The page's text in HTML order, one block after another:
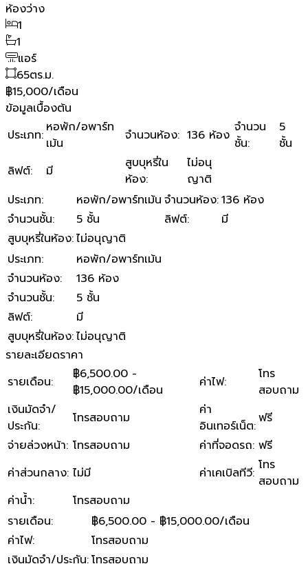
ห้องว่าง
1
1
แอร์
65ตร.ม.
฿15,000/เดือน
ข้อมูลเบื้องต้น
ประเภท: หอพัก/อพาร์ท
เม้น
จำนวนห้อง: 136 ห้อง จำนวน
ชั้น:
5
ชั้น
ลิฟต์: มี
สูบบุหรี่ใน
ห้อง:
ไม่อนุ
ญาติ
ประเภท: หอพัก/อพาร์ทเม้น จำนวนห้อง:136 ห้อง
จำนวนชั้น: 5 ชั้น ลิฟต์:
มี
สูบบุหรี่ในห้อง:ไม่อนุญาติ
ประเภท:
หอพัก/อพาร์ทเม้น
จำนวนห้อง:
136 ห้อง
จำนวนชั้น:
5 ชั้น
ลิฟต์:
มี
สูบบุหรี่ในห้อง:ไม่อนุญาติ
รายละเอียดราคา
รายเดือน:
฿6,500.00 -
฿15,000.00/เดือน
ค่าไฟ:
โทร
สอบถาม
เงินมัดจำ/
ประกัน: โทรสอบถาม
ค่า
อินเทอร์เน็ต:ฟรี
จ่ายล่วงหน้า: โทรสอบถาม ค่าที่จอดรถ: ฟรี
ค่าส่วนกลาง: ไม่มี ค่าเคเบิลทีวี: โทร
สอบถาม
ค่าน้ำ:
โทรสอบถาม
รายเดือน:
฿6,500.00 - ฿15,000.00/เดือน
ค่าไฟ:
โทรสอบถาม
เงินมัดจำ/ประกัน:โทรสอบถาม